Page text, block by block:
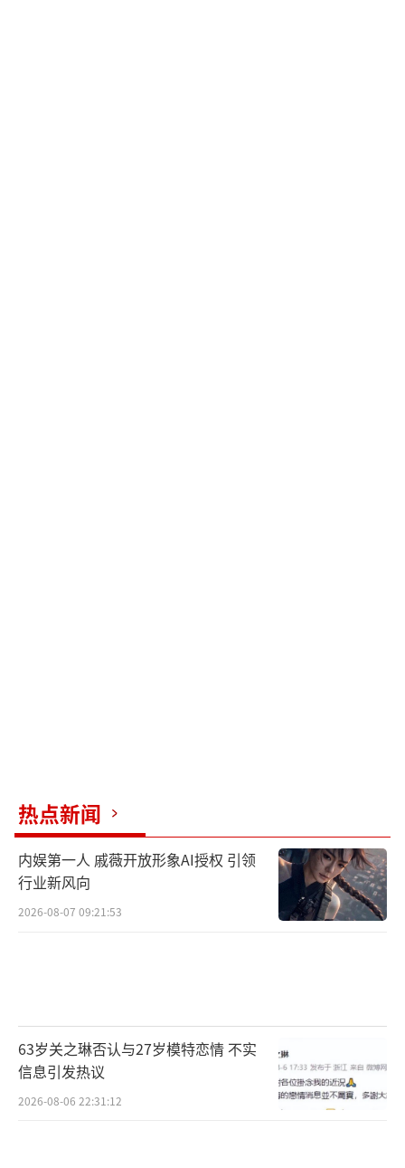
热点新闻
内娱第一人 戚薇开放形象AI授权 引领
行业新风向
2026-08-07 09:21:53
63岁关之琳否认与27岁模特恋情 不实
信息引发热议
2026-08-06 22:31:12